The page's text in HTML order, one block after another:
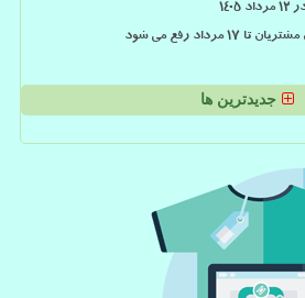
رفع می شود
جدیدترین ها